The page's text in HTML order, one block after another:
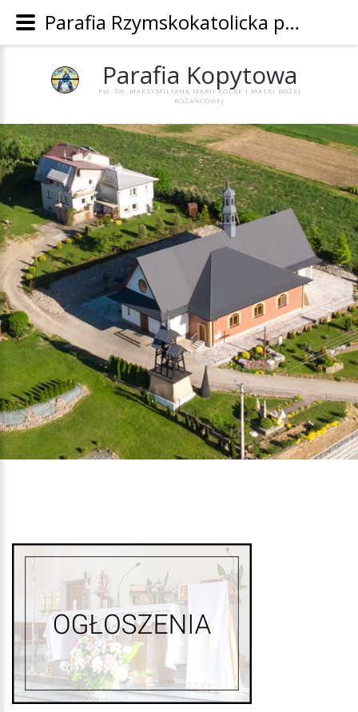
Parafia Kopytowa
PW. ŚW. MAKSYMILIANA MARII KOLBE I MATKI BOŻEJ
RÓŻAŃCOWEJ
Parafia Rzymskokatolicka pw. Św. Maksymiliana Marii Kolbe i Matki Bożej Różańcowej w Kopytowej - Parafia Kopytowa